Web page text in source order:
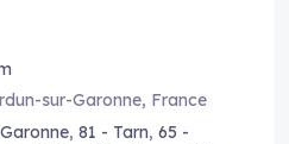
sur-Garonne, France
, 81 - Tarn, 65 -